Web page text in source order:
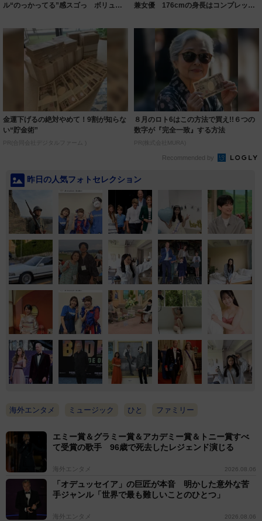
ル“のっかってる”感スゴっ ボリュー
兼女優 176cmの身長はコンプレック
金運下げるの絶対やめて！9割が知らな
い“貯金術”
PR(合同会社デジタルファーム )
８月のロト6はこの方法で買え!!６つの
数字が『完全一致』する方法
PR(株式会社MURA)
Recommended by
昨日の人気フォトセレクション
海外エンタメ ミュージック ひと ファミリー
エミー賞＆グラミー賞＆アカデミー賞＆トニー賞すべ
て受賞の歌手 96歳で死去したレジェンド演じる
海外エンタメ 2026.08.06
「オデュッセイア」の巨匠が本音 明かした意外な苦
手ジャンル「世界で最も難しいことのひとつ」
海外エンタメ 2026.08.06